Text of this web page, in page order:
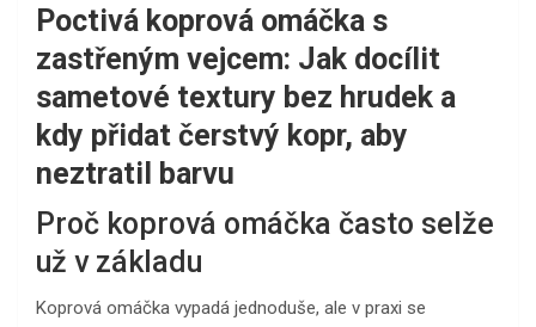
Poctivá koprová omáčka s
zastřeným vejcem: Jak docílit
sametové textury bez hrudek a
kdy přidat čerstvý kopr, aby
neztratil barvu
Proč koprová omáčka často selže
už v základu
Koprová omáčka vypadá jednoduše, ale v praxi se